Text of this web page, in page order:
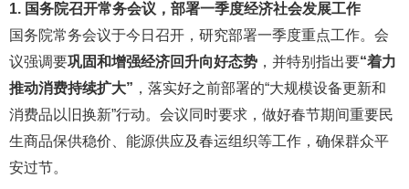
1. 国务院召开常务会议，部署一季度经济社会发展工作
国务院常务会议于今日召开，研究部署一季度重点工作。会
议强调要巩固和增强经济回升向好态势 ，并特别指出要“着力
推动消费持续扩大” ，落实好之前部署的“大规模设备更新和
消费品以旧换新”行动。会议同时要求，做好春节期间重要民
生商品保供稳价、能源供应及春运组织等工作，确保群众平
安过节。